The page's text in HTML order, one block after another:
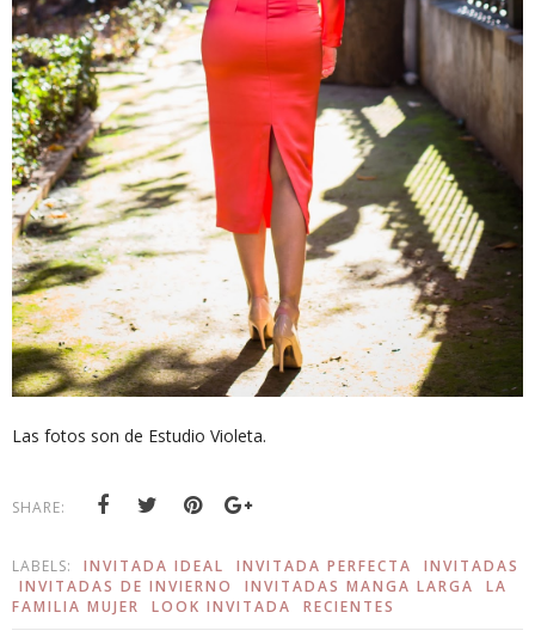
Las fotos son de Estudio Violeta.
SHARE:
LABELS: INVITADA IDEAL INVITADA PERFECTA
INVITADAS
INVITADAS DE INVIERNO
INVITADAS MANGA LARGA
LA
FAMILIA MUJER
LOOK INVITADA RECIENTES